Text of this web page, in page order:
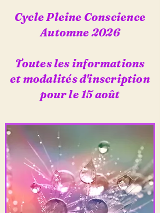
Cycle Pleine Conscience
Automne 2026
Toutes les informations
et modalités d'inscription
pour le 15 août